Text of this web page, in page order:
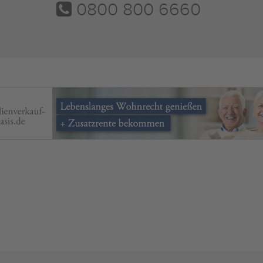
0800 800 6660